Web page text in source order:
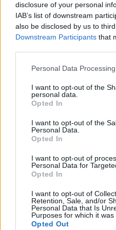
disclosure of your personal
IAB’s list of downstream
also be disclosed by us to
Downstream Participants that
Personal Data
I want to opt-out of the
personal data.
Opted In
I want to opt-out of the
Personal Data.
Opted In
I want to opt-out of
Personal Data for
Opted In
I want to opt-out of
Retention, Sale, and/or
Personal Data that Is
Purposes for which it was
Opted Out
Pateikė daugiau detalių
vaikus: jiems kilusi grėsmė
Žinios | Lietuvos diena
Vaizdai iš tragiškos
vaiko gyvybių išgelbėti
Nufilmavo, kaip patvino
vaizdas pribloškia
„Pagarba pirmajai